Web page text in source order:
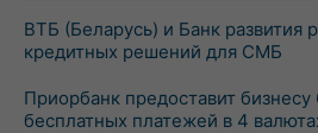
ВТБ (Беларусь) и Банк развития
кредитных решений для СМБ
Приорбанк предоставит
бесплатных платежей в 4